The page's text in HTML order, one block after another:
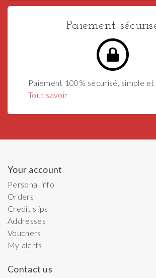
Paiement
Paiement 100% sécurisé, simple
Tout savoir
Your account
Personal info
Orders
Credit slips
Addresses
Vouchers
My alerts
Contact us